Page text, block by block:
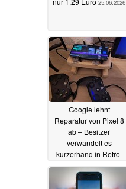
25.06.2026
Google lehnt
Reparatur von Pixel 8
ab – Besitzer
verwandelt es
kurzerhand in Retro-
Spielkonsole21.05.2026